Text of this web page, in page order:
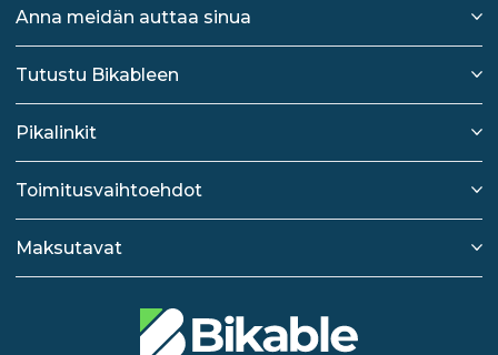
Anna meidän auttaa sinua
Tutustu Bikableen
Pikalinkit
Toimitusvaihtoehdot
Maksutavat